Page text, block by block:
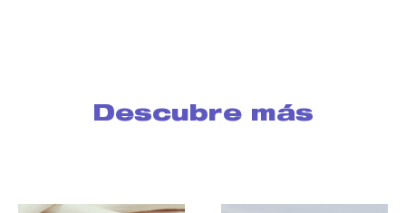
Descubre más